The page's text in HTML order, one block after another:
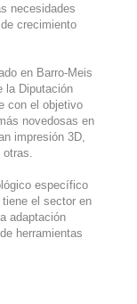
necesidades
crecimiento
en Barro-Meis
la Diputación
con el objetivo
novedosas en
impresión 3D,
específico
el sector en
adaptación
herramientas